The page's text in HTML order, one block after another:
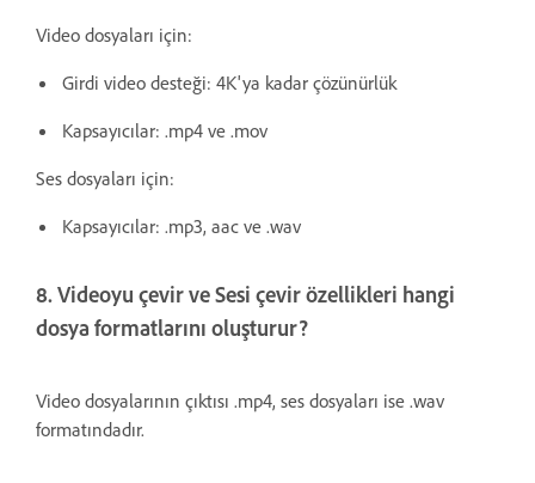
Video dosyaları için:
Girdi video desteği: 4K'ya kadar çözünürlük
Kapsayıcılar: .mp4 ve .mov
Ses dosyaları için:
Kapsayıcılar: .mp3, aac ve .wav
8. Videoyu çevir ve Sesi çevir özellikleri hangi
dosya formatlarını oluşturur?
Video dosyalarının çıktısı .mp4, ses dosyaları ise .wav
formatındadır.